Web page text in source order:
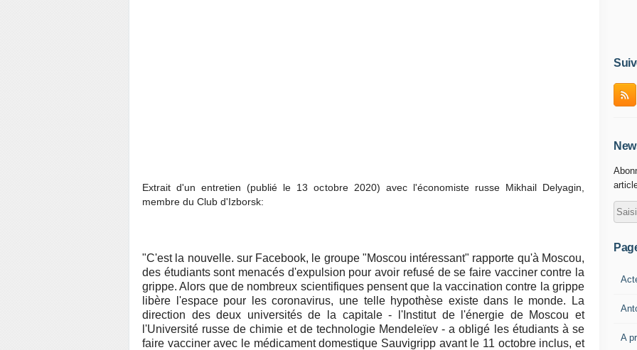
Extrait d'un entretien (publié le 13 octobre 2020) avec l'économiste russe Mikhail Delyagin,
membre du Club d'Izborsk:
"C'est la nouvelle. sur Facebook, le groupe "Moscou intéressant" rapporte qu'à Moscou,
des étudiants sont menacés d'expulsion pour avoir refusé de se faire vacciner contre la
grippe. Alors que de nombreux scientifiques pensent que la vaccination contre la grippe
libère l'espace pour les coronavirus, une telle hypothèse existe dans le monde. La
direction des deux universités de la capitale - l'Institut de l'énergie de Moscou et
l'Université russe de chimie et de technologie Mendeleïev - a obligé les étudiants à se
faire vacciner avec le médicament domestique Sauvigripp avant le 11 octobre inclus, et
A